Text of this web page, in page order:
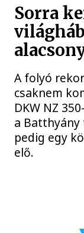
Sorra
A folyó
csaknem
DKW NZ
a
pedig egy
elő.